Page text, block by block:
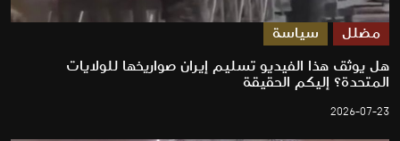
مضلل سياسة
هل يوثق هذا الفيديو تسليم إيران صواريخها للولايات
المتحدة؟ إليكم الحقيقة
2026-07-23